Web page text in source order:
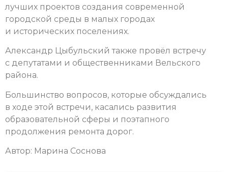
лучших проектов создания современной
городской среды в малых городах
и исторических поселениях.
Александр Цыбульский также провёл встречу
с депутатами и общественниками Вельского
района.
Большинство вопросов, которые обсуждались
в ходе этой встречи, касались развития
образовательной сферы и поэтапного
продолжения ремонта дорог.
Автор: Марина Соснова